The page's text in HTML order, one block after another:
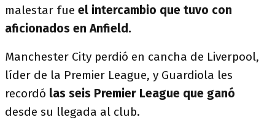
malestar fue el intercambio que tuvo con
aficionados en Anfield.
Manchester City perdió en cancha de Liverpool,
líder de la Premier League, y Guardiola les
recordó las seis Premier League que ganó
desde su llegada al club.